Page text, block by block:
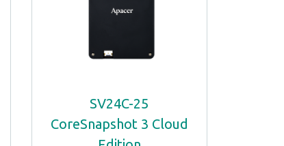
SV24C-25
CoreSnapshot 3 Cloud